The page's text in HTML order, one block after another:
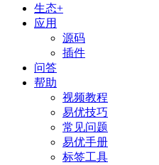
生态+
应用
源码
插件
问答
帮助
视频教程
易优技巧
常见问题
易优手册
标签工具